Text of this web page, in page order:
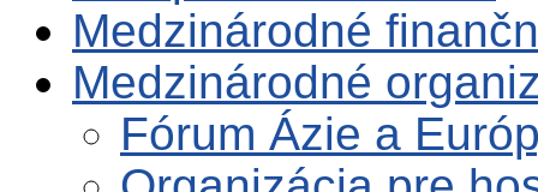
Medzinárodné
Medzinárodné
Fórum Ázie a